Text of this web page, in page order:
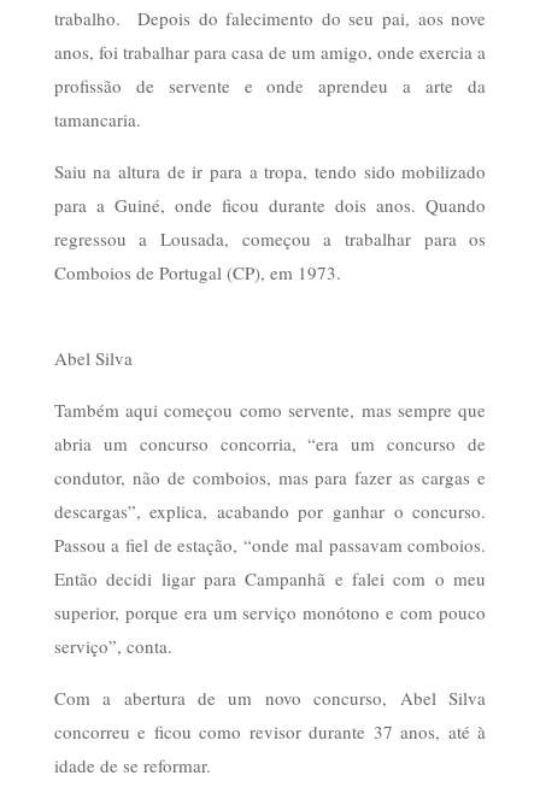
trabalho. Depois do falecimento do seu pai, aos nove
anos, foi trabalhar para casa de um amigo, onde exercia a
profissão de servente e onde aprendeu a arte da
tamancaria.
Saiu na altura de ir para a tropa, tendo sido mobilizado
para a Guiné, onde ficou durante dois anos. Quando
regressou a Lousada, começou a trabalhar para os
Comboios de Portugal (CP), em 1973.
Abel Silva
Também aqui começou como servente, mas sempre que
abria um concurso concorria, “era um concurso de
condutor, não de comboios, mas para fazer as cargas e
descargas”, explica, acabando por ganhar o concurso.
Passou a fiel de estação, “onde mal passavam comboios.
Então decidi ligar para Campanhã e falei com o meu
superior, porque era um serviço monótono e com pouco
serviço”, conta.
Com a abertura de um novo concurso, Abel Silva
concorreu e ficou como revisor durante 37 anos, até à
idade de se reformar.